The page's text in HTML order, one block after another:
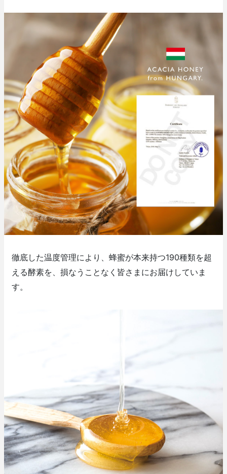
徹底した温度管理により、蜂蜜が本来持つ190種類を超
える酵素を、損なうことなく皆さまにお届けしていま
す。